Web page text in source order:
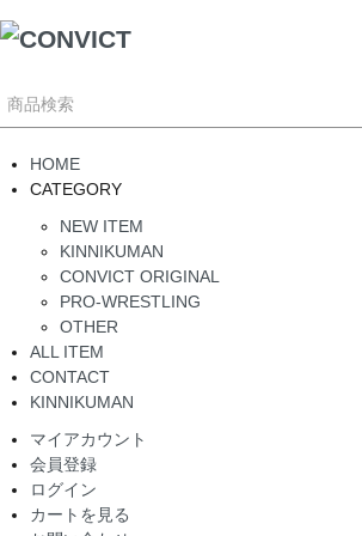
HOME
CATEGORY
NEW ITEM
KINNIKUMAN
CONVICT ORIGINAL
PRO-WRESTLING
OTHER
ALL ITEM
CONTACT
KINNIKUMAN
マイアカウント
会員登録
ログイン
カートを見る